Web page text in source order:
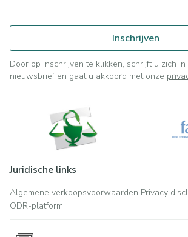
Inschrijven
Door op inschrijven te klikken, schrijft u zich
nieuwsbrief en gaat u akkoord met onze
Juridische links
Algemene verkoopsvoorwaarden Privacy
ODR-platform